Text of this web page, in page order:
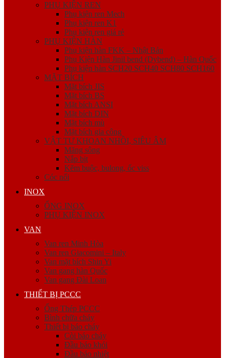
PHỤ KIỆN REN
Phụ kiện ren Mech
Phụ kiện ren K1
Phụ kiện ren giá rẻ
PHỤ KIỆN HÀN
Phụ kiện hàn FKK – Nhật Bản
Phụ Kiện Hàn Jinil bend (Dybend) – Hàn Quốc
Phụ kiện hàn SCH20 SCH40 SCH80 SCH160
MẶT BÍCH
Mặt bích JIS
Mặt bích BS
Mặt bích ANSI
Mặt bích DIN
Mặt bích mù
Mặt bích gia công
VẬT TƯ KHOAN NHỒI, SIÊU ÂM
Măng sông
Nắp bịt
Kẽm buộc, bulong, ốc viss
Cóc nối
INOX
ỐNG INOX
PHỤ KIỆN INOX
VAN
Van ren Minh Hòa
Van ren Giacomini – Italy
Van mặt bích Shin Yi
Van gang hàn Quốc
Van gang Đài Loan
THIẾT BỊ PCCC
Ống Thép PCCC
Bình chữa cháy
Thiết bị báo cháy
Còi báo cháy
Đầu báo khói
Đầu báo nhiệt